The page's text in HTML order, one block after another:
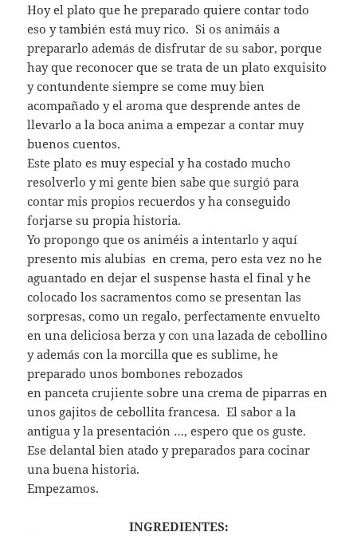
Hoy el plato que he preparado quiere contar todo
eso y también está muy rico. Si os animáis a
prepararlo además de disfrutar de su sabor, porque
hay que reconocer que se trata de un plato exquisito
y contundente siempre se come muy bien
acompañado y el aroma que desprende antes de
llevarlo a la boca anima a empezar a contar muy
buenos cuentos.
Este plato es muy especial y ha costado mucho
resolverlo y mi gente bien sabe que surgió para
contar mis propios recuerdos y ha conseguido
forjarse su propia historia.
Yo propongo que os animéis a intentarlo y aquí
presento mis alubias en crema, pero esta vez no he
aguantado en dejar el suspense hasta el final y he
colocado los sacramentos como se presentan las
sorpresas, como un regalo, perfectamente envuelto
en una deliciosa berza y con una lazada de cebollino
y además con la morcilla que es sublime, he
preparado unos bombones rebozados
en panceta crujiente sobre una crema de piparras en
unos gajitos de cebollita francesa. El sabor a la
antigua y la presentación …, espero que os guste.
Ese delantal bien atado y preparados para cocinar
una buena historia.
Empezamos.
INGREDIENTES: